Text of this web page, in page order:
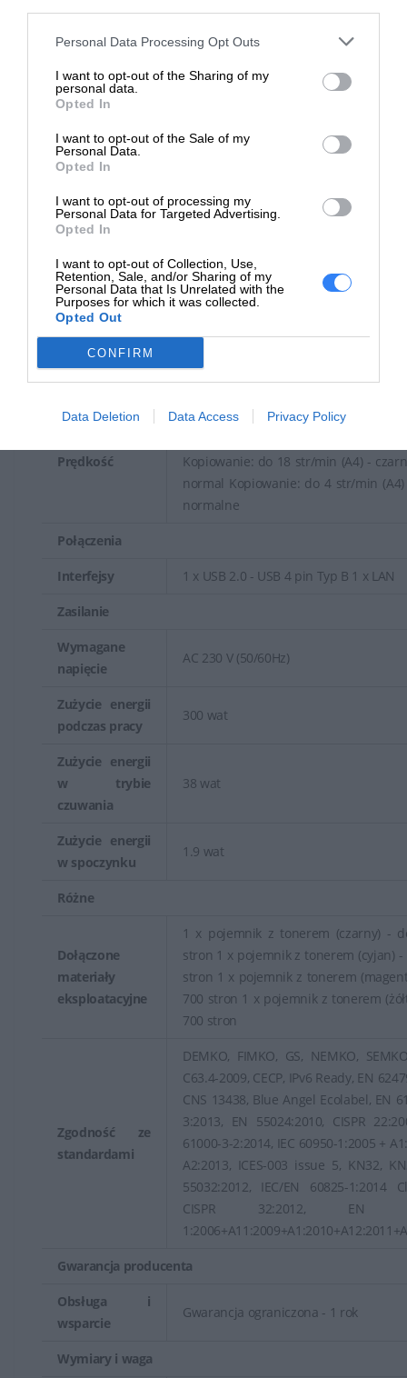
Personal Data Processing Opt Outs
I want to opt-out of the Sharing of my
personal data.
Opted In
I want to opt-out of the Sale of my
Personal Data.
Opted In
I want to opt-out of processing my
Personal Data for Targeted Advertising.
Opted In
I want to opt-out of Collection, Use,
Retention, Sale, and/or Sharing of my
Personal Data that Is Unrelated with the
Purposes for which it was collected.
Opted Out
CONFIRM
Data Deletion Data Access Privacy Policy
nośników
papier ze wstępnym nadrukiem,
Rozmiary
nośników
(216 x 343 mm), 216 x 356 mm
nośników
standardowych
150 arkusze
Pojemność tac
odbiorczych
50 arkusze
Obsługa
dokumentów i
nośników -
szczegóły
wejściowa - 150 arkusze - A4 (210 x
arkusze
Prędkość
Drukowanie: do 18 str/min (A4) - B/
Kopiowanie: do 18 str/min (A4) -
normal Kopiowanie: do 4 str/min
normalne
Połączenia
Interfejsy 1 x USB 2.0 - USB 4 pin Typ B 1 x LAN
Zasilanie
Wymagane
napięcie
AC 230 V (50/60Hz)
Zużycie energii
podczas pracy
300 wat
Zużycie energii
w trybie
czuwania
38 wat
Zużycie energii
w spoczynku
1.9 wat
Różne
Dołączone
materiały
eksploatacyjne
1 x pojemnik z tonerem (czarny) -
stron 1 x pojemnik z tonerem (cyjan) -
stron 1 x pojemnik z tonerem
700 stron 1 x pojemnik z tonerem
700 stron
Zgodność ze
standardami
DEMKO, FIMKO, GS, NEMKO,
C63.4-2009, CECP, IPv6 Ready, EN
CNS 13438, Blue Angel Ecolabel, EN
3:2013, EN 55024:2010, CISPR
61000-3-2:2014, IEC 60950-1:2005 +
A2:2013, ICES-003 issue 5, KN32,
55032:2012, IEC/EN 60825-1:2014
CISPR 32:2012, EN
Gwarancja producenta
Obsługa i
wsparcie
Gwarancja ograniczona - 1 rok
Wymiary i waga